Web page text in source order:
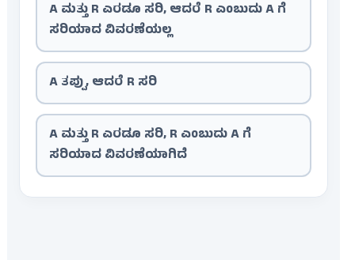
A ಮತ್ತು R ಎರಡೂ ಸರಿ, ಆದರೆ R ಎಂಬುದು A ಗೆ
ಸರಿಯಾದ ವಿವರಣೆಯಲ್ಲ
A ತಪ್ಪು, ಆದರೆ R ಸರಿ
A ಮತ್ತು R ಎರಡೂ ಸರಿ, R ಎಂಬುದು A ಗೆ
ಸರಿಯಾದ ವಿವರಣೆಯಾಗಿದೆ